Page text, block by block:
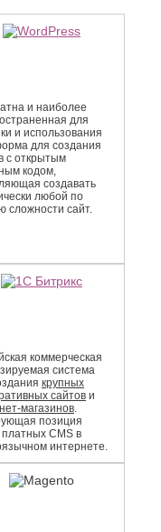
и наиболее
для
и использования
для создания
с открытым
кодом,
создавать
любой по
сложности сайт.
коммерческая
система
крупных
сайтов и
магазинов.
позиция
CMS в
интернете.